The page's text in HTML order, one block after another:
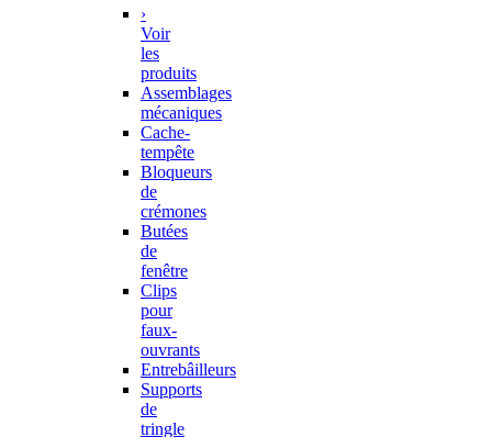
›
Voir
les
produits
Assemblages
mécaniques
Cache-
tempête
Bloqueurs
de
crémones
Butées
de
fenêtre
Clips
pour
faux-
ouvrants
Entrebâilleurs
Supports
de
tringle